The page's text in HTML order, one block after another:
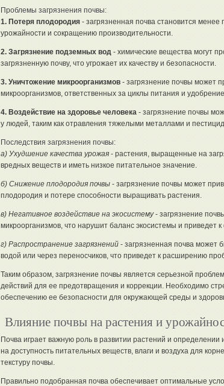
Проблемы загрязнения почвы:
1. Потеря плодородия- загрязненная почва становится
урожайности и сокращению производительности.
2. Загрязнение подземных вод- химические вещества могут
загрязненную почву, что угрожает их качеству и безопасности.
3. Уничтожение микроорганизмов- загрязнение почвы может
микроорганизмов, ответственных за циклы питания и
4. Воздействие на здоровье человека- загрязнение почвы
у людей, таким как отравления тяжелыми металлами и
Последствия загрязнения почвы:
а) Ухудшение качества урожая- растения, выращенные на
вредных веществ и иметь низкое питательное значение.
б) Снижение плодородия почвы- загрязнение почвы может
плодородия и потере способности выращивать растения.
в) Негативное воздействие на экосистему- загрязнение
микроорганизмов, что нарушит баланс экосистемы и приведет
г) Распространение загрязнений- загрязненная почва может
водой или через переносчиков, что приведет к расширению
Таким образом, загрязнение почвы является серьезной
действий для ее предотвращения и коррекции. Необходимо
обеспечению ее безопасности для окружающей среды и
Влияние почвы на растения и
Почва играет важную роль в развитии растений и определении
на доступность питательных веществ, влаги и воздуха для
текстуру почвы.
Правильно подобранная почва обеспечивает оптимальные